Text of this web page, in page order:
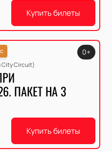
Купить билеты
City Circuit)
ПАКЕТ НА 3
0+
Купить билеты